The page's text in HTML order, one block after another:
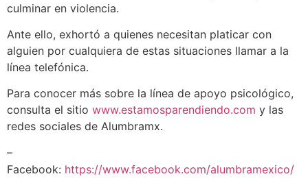
culminar en violencia.
Ante ello, exhortó a quienes necesitan platicar con
alguien por cualquiera de estas situaciones llamar a la
línea telefónica.
Para conocer más sobre la línea de apoyo psicológico,
consulta el sitio www.estamosparendiendo.com y las
redes sociales de Alumbramx.
–
Facebook: https://www.facebook.com/alumbramexico/